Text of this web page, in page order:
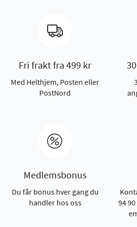
Fri frakt fra 499 kr
Med Helthjem, Posten eller
PostNord
Medlemsbonus
Du får bonus hver gang du
handler hos oss
94